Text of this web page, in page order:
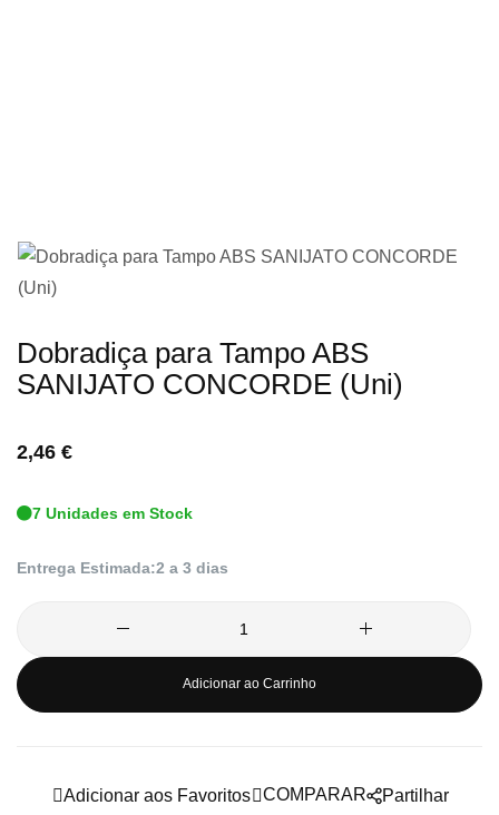
para
o
da
de
Dobradiça para Tampo ABS
SANIJATO CONCORDE (Uni)
2,46 €
7 Unidades em Stock
Entrega Estimada:2 a 3 dias
Adicionar ao Carrinho
Adicionar aos Favoritos
COMPARAR
Partilhar